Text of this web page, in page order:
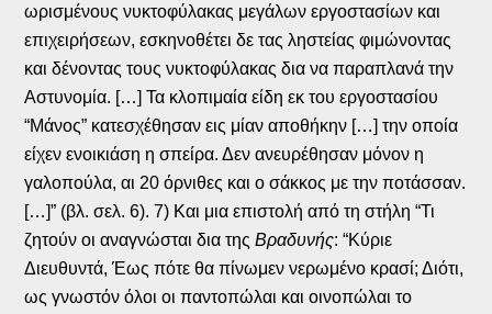
ωρισμένους νυκτοφύλακας μεγάλων εργοστασίων και
επιχειρήσεων, εσκηνοθέτει δε τας ληστείας φιμώνοντας
και δένοντας τους νυκτοφύλακας δια να παραπλανά την
Αστυνομία. […] Τα κλοπιμαία είδη εκ του εργοστασίου
“Μάνος” κατεσχέθησαν εις μίαν αποθήκην […] την οποία
είχεν ενοικιάση η σπείρα. Δεν ανευρέθησαν μόνον η
γαλοπούλα, αι 20 όρνιθες και ο σάκκος με την ποτάσσαν.
[…]” (βλ. σελ. 6). 7) Και μια επιστολή από τη στήλη “Τι
ζητούν οι αναγνώσται δια τηςΒραδυνής: “Κύριε
Διευθυντά, Έως πότε θα πίνωμεν νερωμένο κρασί; Διότι,
ως γνωστόν όλοι οι παντοπώλαι και οινοπώλαι το